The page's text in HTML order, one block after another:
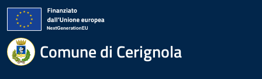
Comune di Cerignola